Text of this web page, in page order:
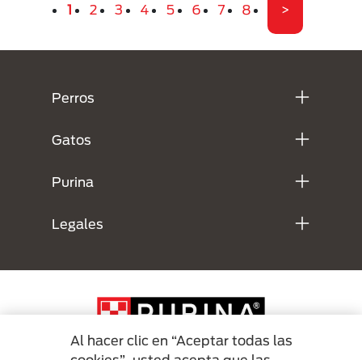
Página actual
1 Página
2 Página
3 Página
4 Página
5 Página
6 Página
7 Página
8 Última
>
Perros
Gatos
Purina
Legales
Al hacer clic en “Aceptar todas las